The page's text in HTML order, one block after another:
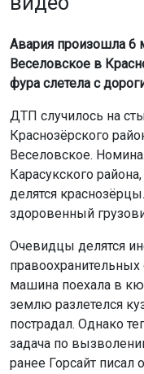
Авария произошла 6
Веселовское в
фура слетела с
ДТП случилось на
Краснозёрского
Веселовское.
Карасукского
делятся
здоровенный
Очевидцы делятся
правоохранительных
машина поехала в
землю разлетелся
пострадал. Однако
задача по
ранее Горсайт писал